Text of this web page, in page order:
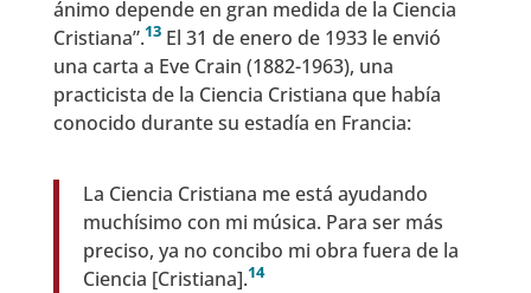
ánimo depende en gran medida de la Ciencia
Cristiana”.13El 31 de enero de 1933 le envió
una carta a Eve Crain (1882-1963), una
practicista de la Ciencia Cristiana que había
conocido durante su estadía en Francia:
La Ciencia Cristiana me está ayudando
muchísimo con mi música. Para ser más
preciso, ya no concibo mi obra fuera de la
Ciencia [Cristiana].14